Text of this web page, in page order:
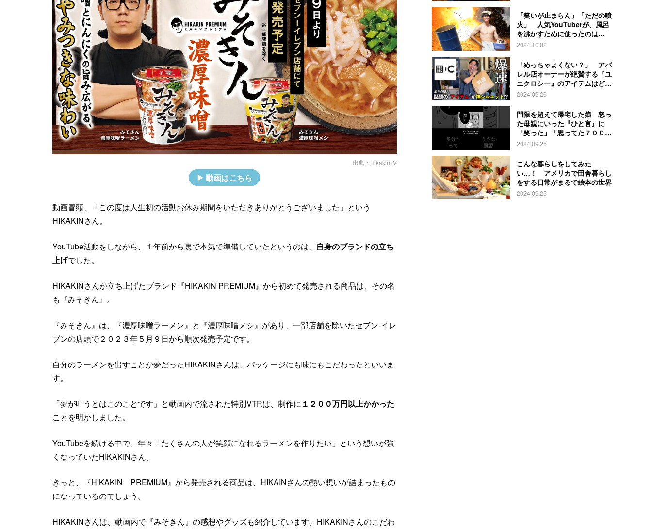
出典： HikakinTV
動画はこちら
動画冒頭、「この度は人生初の活動お休み期間をいただきありがとうございました」という
HIKAKINさん。
YouTube活動をしながら、１年前から裏で本気で準備していたというのは、
自身のブランドの立ち
上げでした。
HIKAKINさんが立ち上げたブランド『HIKAKIN PREMIUM』から初めて発売される商品は、その名
も『みそきん』。
『みそきん』は、『濃厚味噌ラーメン』と『濃厚味噌メシ』があり、一部店舗を除いたセブン-イレ
ブンの店頭で２０２３年５月９日から順次発売予定です。
自分のラーメンを出すことが夢だったHIKAKINさんは、パッケージにも味にもこだわったといいま
す。
「夢が叶うとはこのことです」と動画内で流された特別VTRは、制作に １２００万円以上かかった
ことを明かしました。
YouTubeを続ける中で、年々「たくさんの人が笑顔になれるラーメンを作りたい」という想いが強
くなっていたHIKAKINさん。
きっと、『HIKAKIN PREMIUM』から発売される商品は、HIKAINさんの熱い想いが詰まったもの
になっているのでしょう。
HIKAKINさんは、動画内で『みそきん』の感想やグッズも紹介しています。HIKAKINさんのこだわ
「笑いが止まらん」「ただの噴
火」 人気YouTuberが、風呂
を沸かすために使ったのは…
2024.10.02
「めっちゃよくない？」 アパ
レル店オーナーが絶賛する『ユ
ニクロシー』のアイテムはど
れ？
2024.09.26
門限を超えて帰宅した娘 怒っ
た母親にいった『ひと言』に
「笑った」「思ってた７００倍
特殊」
2024.09.25
こんな暮らしをしてみた
い…！ アメリカで田舎暮らし
をする日常がまるで絵本の世界
2024.09.25